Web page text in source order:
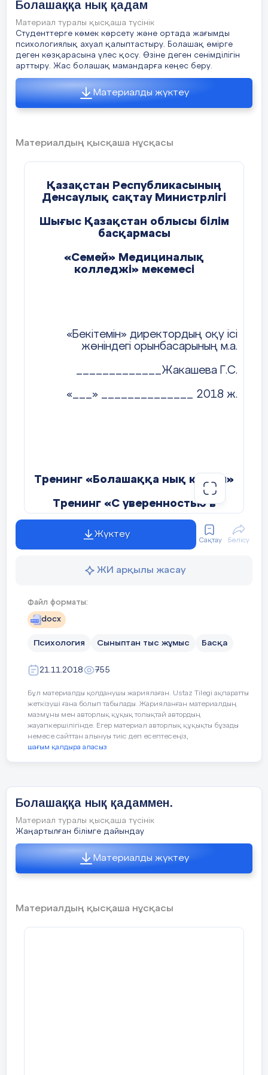
сіңіруде. Өз ісінің шебер ұстаздары мен
заманауи инфрақұрылымы – сапалы маман болып
қалыптасуыма зор ықпал етіп жатыр.
Қорыта айтқанда, әл-Фараби атындағы Қазақ
ұлттық университеті – болашаққа апарар
сенімді көпір. Мен осы ордада білім алып
жатқаныма мақтанамын және елімнің дамуына өз
үлесімді қосуға бар күшімді саламын. Бұл –
менің жарқын болашағыма жасаған маңызды
қадамым.
Болашаққа нық қадам
Материал туралы қысқаша түсінік
Студенттерге көмек көрсету және ортада жағымды
психологиялық ахуал қалыптастыру. Болашақ өмірге
деген көзқарасына үлес қосу. Өзіне деген сенімділігін
арттыру. Жас болашақ мамандарға кеңес беру.
Материалды жүктеу
Материалдың қысқаша нұсқасы
Қазақстан Республикасының
Денсаулық сақтау Министрлігі
Шығыс Қазақстан облысы білім
басқармасы
«Семей» Медициналық
колледжі» мекемесі
«Бекітемін» директордың оқу ісі
жөніндегі орынбасарының м.а.
_____________Жакашева Г.С.
«___» ______________ 2018 ж.
Тренинг «Болашаққа нық қадам»
Тренинг «С уверенностью в
будущее»
«Confidence with a future»
ӘБК отырысында қарастырылды:
Жүктеу
Сақтау Бөлісу
ЖИ арқылы жасау
Файл форматы:
docx
Психология Сыныптан тыс жұмыс Басқа
21.11.2018 755
Бұл материалды қолданушы жариялаған. Ustaz Tilegi ақпаратты
жеткізуші ғана болып табылады. Жарияланған материалдың
мазмұны мен авторлық құқық толықтай автордың
жауапкершілігінде. Егер материал авторлық құқықты бұзады
немесе сайттан алынуы тиіс деп есептесеңіз,
шағым қалдыра аласыз
Болашаққа нық қадаммен.
Материал туралы қысқаша түсінік
Жаңартылған білімге дайындау
Материалды жүктеу
Материалдың қысқаша нұсқасы